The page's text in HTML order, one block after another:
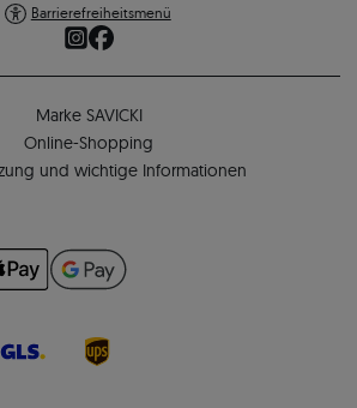
Barrierefreiheitsmenü
Marke SAVICKI
Online-Shopping
und wichtige Informationen